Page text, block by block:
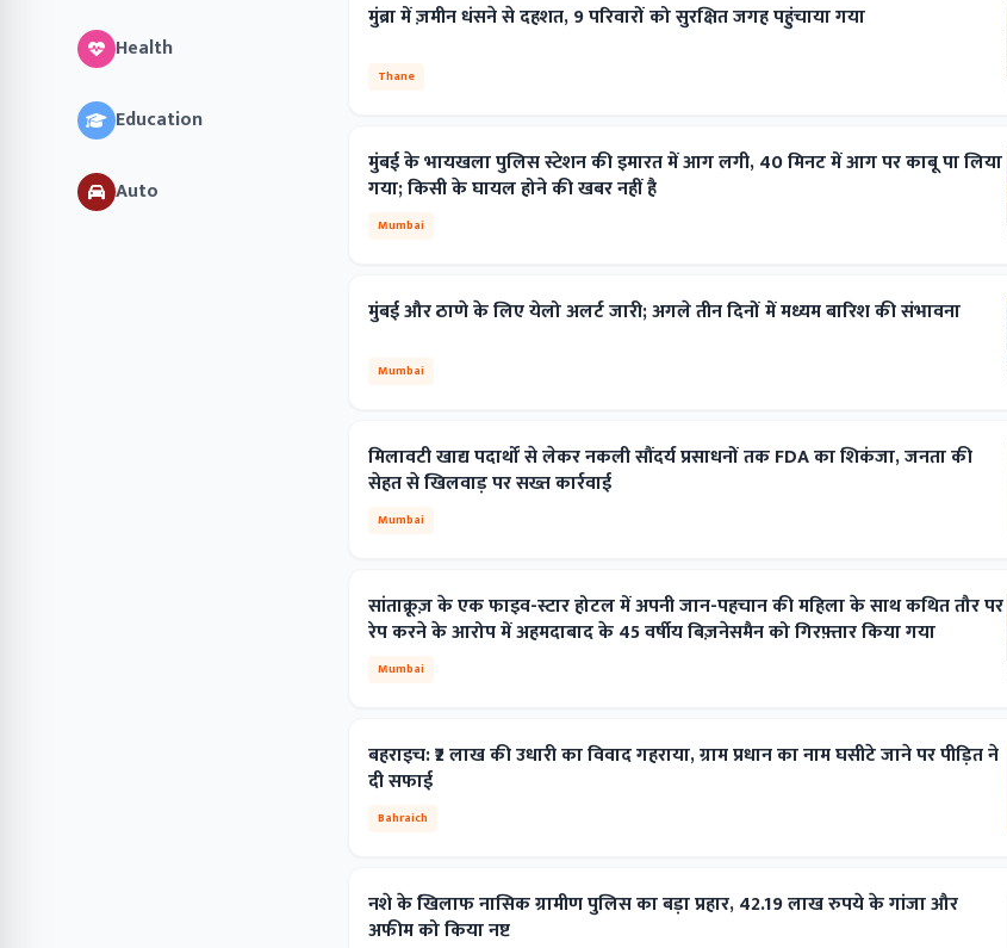
Health
Education
Auto
मुंब्रा में ज़मीन धंसने से दहशत, 9 परिवारों को सुरक्षित जगह पहुंचाया गया
Thane
मुंबई के भायखला पुलिस स्टेशन की इमारत में आग लगी, 40 मिनट में आग पर काबू पा लिया
गया; किसी के घायल होने की खबर नहीं है
Mumbai
मुंबई और ठाणे के लिए येलो अलर्ट जारी; अगले तीन दिनों में मध्यम बारिश की संभावना
Mumbai
मिलावटी खाद्य पदार्थों से लेकर नकली सौंदर्य प्रसाधनों तक FDA का शिकंजा, जनता की
सेहत से खिलवाड़ पर सख्त कार्रवाई
Mumbai
सांताक्रूज़ के एक फाइव-स्टार होटल में अपनी जान-पहचान की महिला के साथ कथित तौर पर
रेप करने के आरोप में अहमदाबाद के 45 वर्षीय बिज़नेसमैन को गिरफ़्तार किया गया
Mumbai
बहराइच: ₹2 लाख की उधारी का विवाद गहराया, ग्राम प्रधान का नाम घसीटे जाने पर पीड़ित ने
दी सफाई
Bahraich
नशे के खिलाफ नासिक ग्रामीण पुलिस का बड़ा प्रहार, 42.19 लाख रुपये के गांजा और
अफीम को किया नष्ट